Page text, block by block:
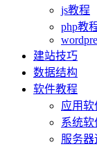
js教程
php教
建站技巧
数据结构
软件教程
应用软
系统软
服务器